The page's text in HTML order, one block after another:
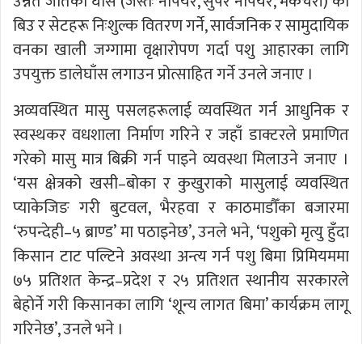
बिउ र सेटहरू निःशुल्क वितरण गर्ने, सार्वजनिक र सामुदायिक
वनका खाली जग्गामा वृक्षारोपण गर्दा पशु आहारका लागि
उपयुक्त डालेघाँस लगाउन प्रोत्साहित गर्ने उनले जनाए ।
अव्यवस्थित मासु पसलहरूलाई व्यवस्थित गर्न आधुनिक र
स्वस्थकर वधशाला निर्माण गरिने र जहाँ डाक्टरले प्रमाणित
गरेको मासु मात्र बिक्री गर्न पाइने व्यवस्था मिलाउने जनाए ।
‘यस क्षेत्रको खसी–बोका र कुखुराको मासुलाई व्यवस्थित
प्याकेजिङ गरी बुटवल, भैरहवा र काठमाडौँका बजारमा
‘रुपन्देही–५ ब्राण्ड’ मा पठाइनेछ’, उनले भने, ‘पशुको मृत्यु हुँदा
किसान टाट पल्टिने अवस्था अन्त्य गर्न पशु बिमा प्रिमियममा
७५ प्रतिशत केन्द्र–प्रदेश र २५ प्रतिशत स्थानीय सरकारले
बेहोर्ने गरी किसानका लागि ‘शून्य लागत बिमा’ कार्यक्रम लागू
गरिनेछ’, उनले भने ।